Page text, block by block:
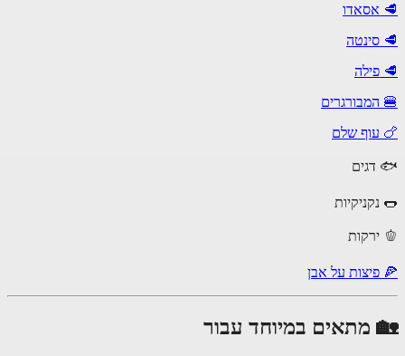
שלם
על אבן
מתאים במיוחד עבור